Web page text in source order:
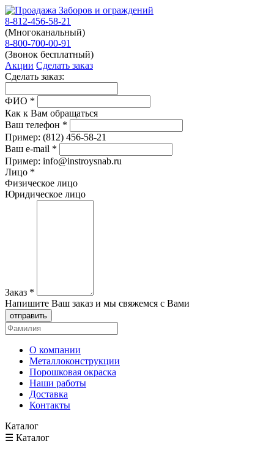
8-812-456-58-21
(Многоканальный)
8-800-700-00-91
(Звонок бесплатный)
Акции Сделать заказ
Сделать заказ:
ФИО *
Как к Вам обращаться
Ваш телефон *
Пример: (812) 456-58-21
Ваш e-mail *
Пример: info@instroysnab.ru
Лицо *
Физическое лицо
Юридическое лицо
Заказ *
Напишите Ваш заказ и мы свяжемся с Вами
отправить
О компании
Металлоконструкции
Порошковая окраска
Наши работы
Доставка
Контакты
Каталог
☰ Каталог